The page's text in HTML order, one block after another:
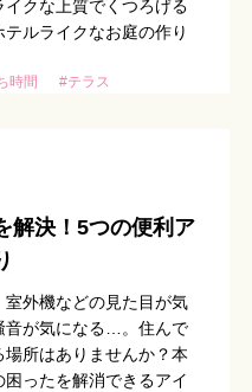
クな上質でくつろげる
ルライクなお庭の作り
時間 #テラス
解決！5つの便利ア
外機などの見た目が気
音が気になる…。住んで
所はありませんか？本
ったを解消できるアイ